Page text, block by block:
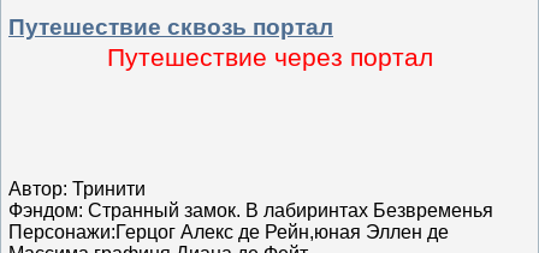
Путешествие сквозь портал
Путешествие через портал
Автор: Тринити
Фэндом: Странный замок. В лабиринтах Безвременья
Персонажи:Герцог Алекс де Рейн,юная Эллен де